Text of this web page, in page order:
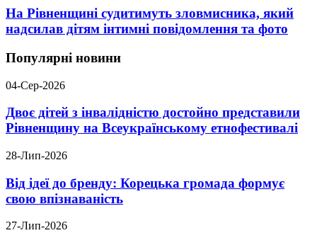
На Рівненщині судитимуть зловмисника, який
надсилав дітям інтимні повідомлення та фото
Популярні новини
04-Сер-2026
Двоє дітей з інвалідністю достойно представили
Рівненщину на Всеукраїнському етнофестивалі
28-Лип-2026
Від ідеї до бренду: Корецька громада формує
свою впізнаваність
27-Лип-2026